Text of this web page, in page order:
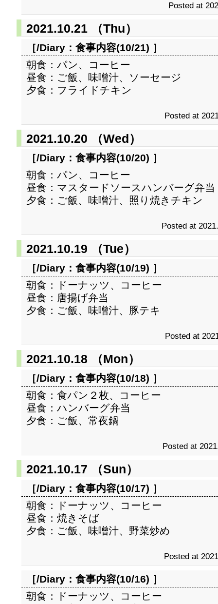
Posted at
2021.10.21 （Thu）
［/Diary： 食事内容(10/21) ］
朝食：パン、コーヒー
昼食：ご飯、味噌汁、ソーセージ
夕食：フライドチキン
Posted at
2021.10.20 （Wed）
［/Diary： 食事内容(10/20) ］
朝食：パン、コーヒー
昼食：マスタードソースハンバーグ弁当
夕食：ご飯、味噌汁、照り焼きチキン
Posted at
2021.10.19 （Tue）
［/Diary： 食事内容(10/19) ］
朝食：ドーナッツ、コーヒー
昼食：唐揚げ弁当
夕食：ご飯、味噌汁、豚テキ
Posted at
2021.10.18 （Mon）
［/Diary： 食事内容(10/18) ］
朝食：食パン２枚、コーヒー
昼食：ハンバーグ弁当
夕食：ご飯、常夜鍋
Posted at
2021.10.17 （Sun）
［/Diary： 食事内容(10/17) ］
朝食：ドーナッツ、コーヒー
昼食：焼きそば
夕食：ご飯、味噌汁、野菜炒め
Posted at
［/Diary： 食事内容(10/16) ］
朝食：ドーナッツ、コーヒー